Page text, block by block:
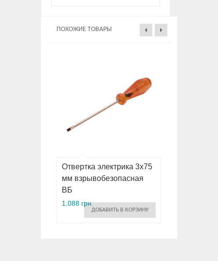
ПОХОЖИЕ ТОВАРЫ
Отвертка электрика 3х75
мм взрывобезопасная
ВБ
1,088 грн.
ДОБАВИТЬ В КОРЗИНУ